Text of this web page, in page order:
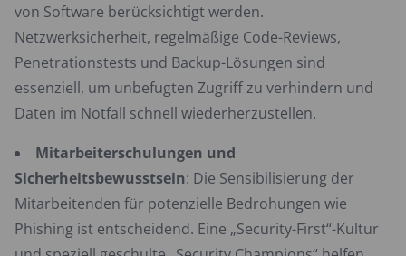
von Software berücksichtigt werden.
Netzwerksicherheit, regelmäßige Code-Reviews,
Penetrationstests und Backup-Lösungen sind
essenziell, um unbefugten Zugriff zu verhindern und
Daten im Notfall schnell wiederherzustellen.
Mitarbeiterschulungen und
Sicherheitsbewusstsein: Die Sensibilisierung der
Mitarbeitenden für potenzielle Bedrohungen wie
Phishing ist entscheidend. Eine „Security-First“-Kultur